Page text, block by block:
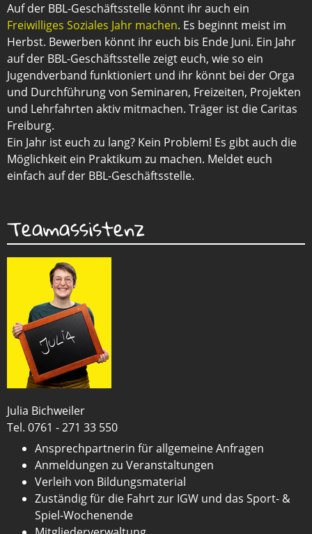
Auf der BBL-Geschäftsstelle könnt ihr auch ein
Freiwilliges Soziales Jahr machen. Es beginnt meist im
Herbst. Bewerben könnt ihr euch bis Ende Juni. Ein Jahr
auf der BBL-Geschäftsstelle zeigt euch, wie so ein
Jugendverband funktioniert und ihr könnt bei der Orga
und Durchführung von Seminaren, Freizeiten, Projekten
und Lehrfahrten aktiv mitmachen. Träger ist die Caritas
Freiburg.
Ein Jahr ist euch zu lang? Kein Problem! Es gibt auch die
Möglichkeit ein Praktikum zu machen. Meldet euch
einfach auf der BBL-Geschäftsstelle.
Teamassistenz
Julia Bichweiler
Tel. 0761 - 271 33 550
Ansprechpartnerin für allgemeine Anfragen
Anmeldungen zu Veranstaltungen
Verleih von Bildungsmaterial
Zuständig für die Fahrt zur IGW und das Sport- &
Spiel-Wochenende